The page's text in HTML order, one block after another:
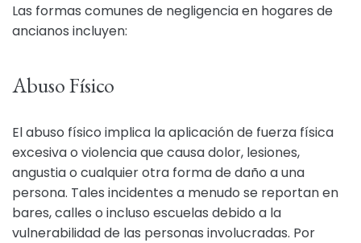
Las formas comunes de negligencia en hogares de
ancianos incluyen:
Abuso Físico
El abuso físico implica la aplicación de fuerza física
excesiva o violencia que causa dolor, lesiones,
angustia o cualquier otra forma de daño a una
persona. Tales incidentes a menudo se reportan en
bares, calles o incluso escuelas debido a la
vulnerabilidad de las personas involucradas. Por